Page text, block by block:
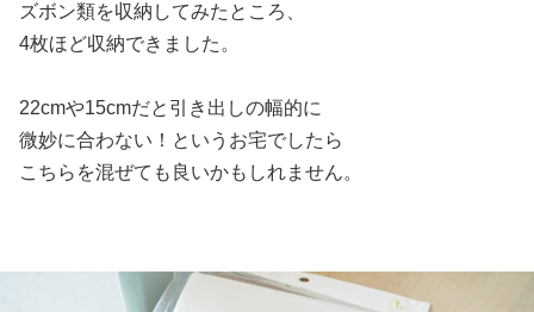
ズボン類を収納してみたところ、
4枚ほど収納できました。
22cmや15cmだと引き出しの幅的に
微妙に合わない！というお宅でしたら
こちらを混ぜても良いかもしれません。